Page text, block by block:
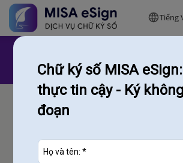
Tiếng
Chữ ký số MISA
thực tin cậy - Ký
đoạn